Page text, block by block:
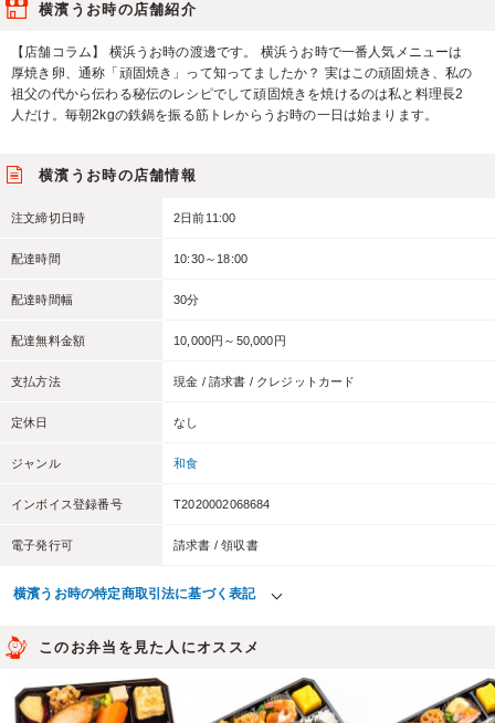
横濱うお時の店舗紹介
【店舗コラム】 横浜うお時の渡邊です。 横浜うお時で一番人気メニューは
厚焼き卵、通称「頑固焼き」って知ってましたか？ 実はこの頑固焼き、私の
祖父の代から伝わる秘伝のレシピでして頑固焼きを焼けるのは私と料理長2
人だけ。毎朝2kgの鉄鍋を振る筋トレからうお時の一日は始まります。
横濱うお時の店舗情報
注文締切日時 2日前11:00
配達時間 10:30～18:00
配達時間幅 30分
配達無料金額 10,000円～50,000円
支払方法 現金 / 請求書 / クレジットカード
定休日 なし
ジャンル 和食
インボイス登録番号 T2020002068684
電子発行可 請求書 / 領収書
横濱うお時の特定商取引法に基づく表記
このお弁当を見た人にオススメ